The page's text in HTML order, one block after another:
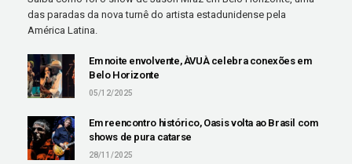
das paradas da nova turnê do artista estadunidense pela
América Latina.
Em noite envolvente, ÀVUÀ celebra conexões em
Belo Horizonte
05/12/2025
Em reencontro histórico, Oasis volta ao Brasil com
shows de pura catarse
28/11/2025